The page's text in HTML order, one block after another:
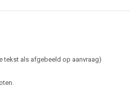
tekst als afgebeeld op aanvraag)